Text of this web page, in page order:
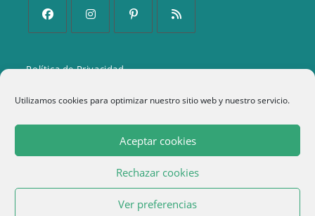
Utilizamos cookies para optimizar nuestro sitio web y nuestro servicio.
Aceptar cookies
Rechazar cookies
Ver preferencias
una
una
una
Política de Privacidad
Aviso Legal
Términos y condiciones